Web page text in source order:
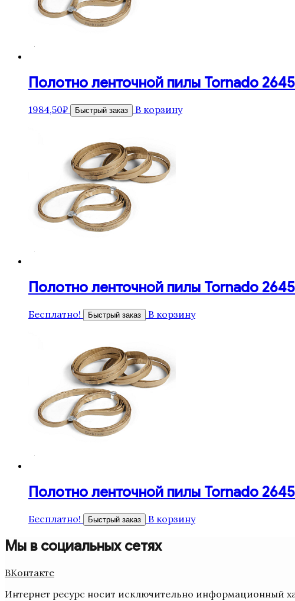
Полотно ленточной пилы Tornado
1984,50₽ Быстрый заказ В корзину
Полотно ленточной пилы Tornado
Бесплатно! Быстрый заказ В корзину
Полотно ленточной пилы Tornado
Бесплатно! Быстрый заказ В корзину
Мы в социальных сетях
ВКонтакте
Интернет ресурс носит исключительно информационный